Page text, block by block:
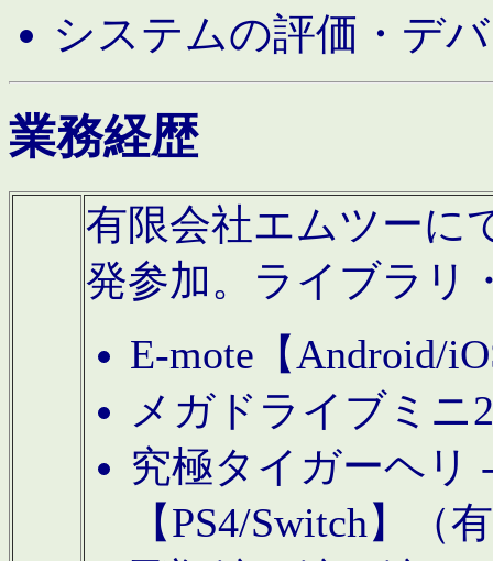
システムの評価・デ
業務経歴
有限会社エムツーに
発参加。ライブラリ
E-mote【Android/
メガドライブミニ
究極タイガーヘリ
【PS4/Switch】（